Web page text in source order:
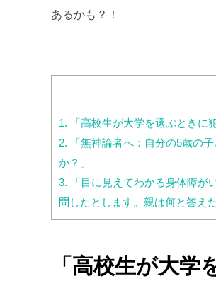
あるかも？！
1. 「高校生が大学を選ぶときに
2. 「無神論者へ：自分の5歳の
か？」
3. 「目に見えてわかる身体障が
問したとします。親は何と答え
「高校生が大